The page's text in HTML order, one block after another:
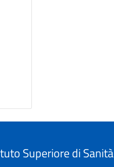
Superiore di Sanità